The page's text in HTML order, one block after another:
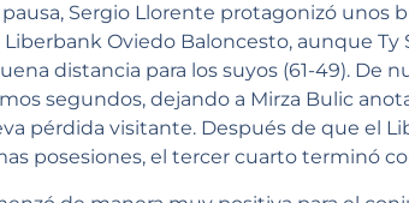
pausa, Sergio Llorente protagonizó unos
Oviedo Baloncesto, aunque
distancia para los suyos (61-49). De
segundos, dejando a Mirza Bulic
pérdida visitante. Después de que el
posesiones, el tercer cuarto terminó